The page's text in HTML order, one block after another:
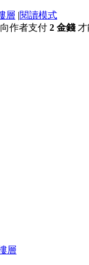
層 |閱讀模式
作者支付 2 金錢
層